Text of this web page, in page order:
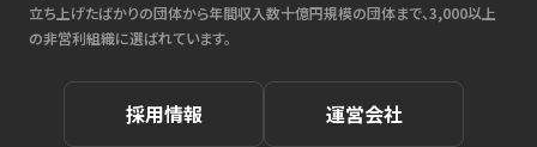
立ち上げたばかりの団体から年間収入数十億円規模の団体まで、3,000以上
の非営利組織に選ばれています。
採用情報 運営会社